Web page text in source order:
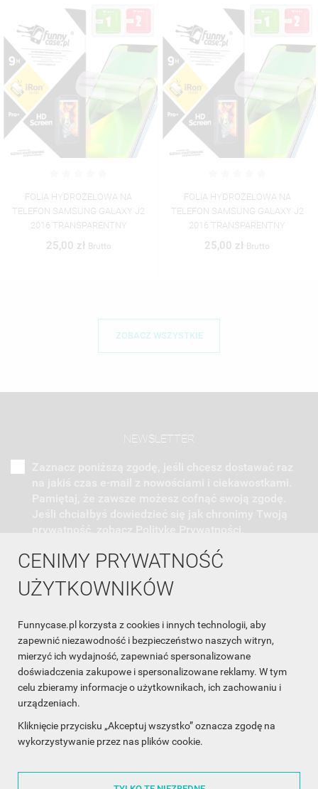
CENIMY PRYWATNOŚĆ
UŻYTKOWNIKÓW
Funnycase.pl korzysta z cookies i innych technologii, aby
zapewnić niezawodność i bezpieczeństwo naszych witryn,
mierzyć ich wydajność, zapewniać spersonalizowane
doświadczenia zakupowe i spersonalizowane reklamy. W tym
celu zbieramy informacje o użytkownikach, ich zachowaniu i
urządzeniach.
Kliknięcie przycisku „Akceptuj wszystko” oznacza zgodę na
wykorzystywanie przez nas plików cookie.
FOLIA HYDROŻELOWA NA
TELEFON SAMSUNG GALAXY J2
2016 TRANSPARENTNY
25,00 zł Brutto
FOLIA HYDROŻELOWA NA
TELEFON SAMSUNG GALAXY J2
2016 TRANSPARENTNY
25,00 zł Brutto
ZOBACZ WSZYSTKIE
NEWSLETTER
INFORMACJA O SKLEPIE
INFORMACJE
OBSŁUGA KLIENTA
WSPÓŁPRACA
ŚLEDŹ NAS NA FACEBOOKU